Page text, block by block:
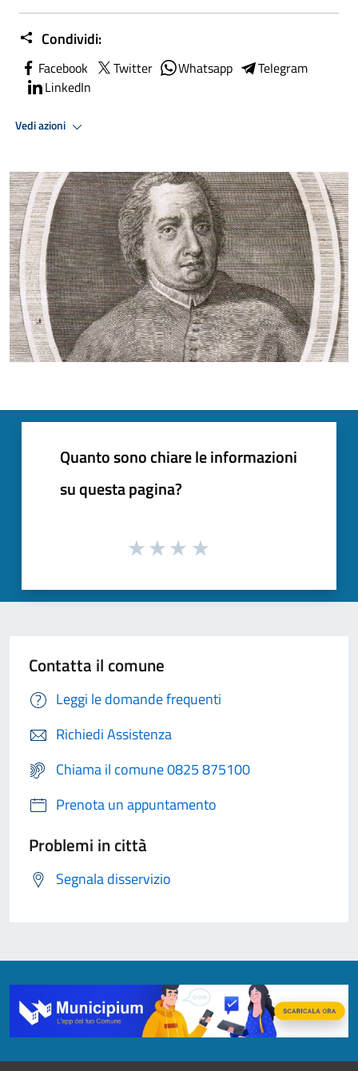
Condividi:
Facebook Twitter Whatsapp
Telegram
LinkedIn
Vedi azioni
Quanto sono chiare le informazioni
su questa pagina?
Contatta il comune
Leggi le domande frequenti
Richiedi Assistenza
Chiama il comune 0825 875100
Prenota un appuntamento
Problemi in città
Segnala disservizio